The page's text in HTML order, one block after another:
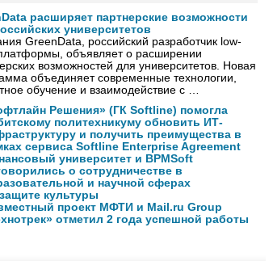
расширяет партнерские возможности
университетов
GreenData, российский разработчик low-
объявляет о расширении
возможностей для университетов. Новая
объединяет современные технологии,
обучение и взаимодействие с …
Решения» (ГК Softline) помогла
политехникуму обновить ИТ-
и получить преимущества в
сервиса Softline Enterprise Agreement
университет и BPMSoft
о сотрудничестве в
и научной сферах
культуры
проект МФТИ и Mail.ru Group
отметил 2 года успешной работы